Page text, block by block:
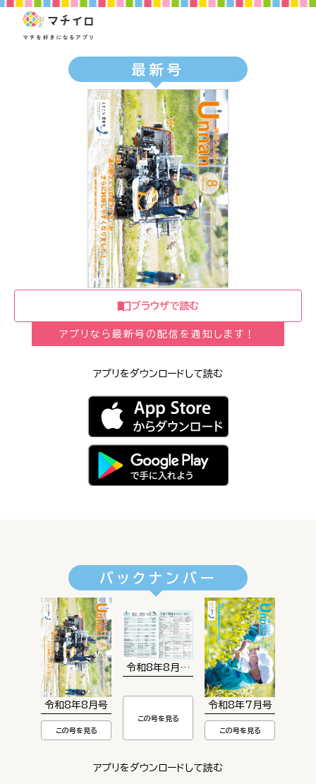
最新号
ブラウザで読む
アプリなら最新号の配信を通知します！
アプリをダウンロードして読む
バックナンバー
令和8年8月号
この号を見る
令和8年8月号（うんなんカレンダー）
この号を見る
令和8年7月号
この号を見る
アプリをダウンロードして読む